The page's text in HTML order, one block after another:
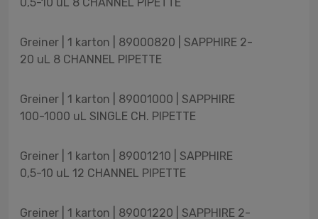
Greiner | 1 karton | 89000820 | SAPPHIRE 2-
20 uL 8 CHANNEL PIPETTE
Greiner | 1 karton | 89001000 | SAPPHIRE
100-1000 uL SINGLE CH. PIPETTE
Greiner | 1 karton | 89001210 | SAPPHIRE
0,5-10 uL 12 CHANNEL PIPETTE
Greiner | 1 karton | 89001220 | SAPPHIRE 2-